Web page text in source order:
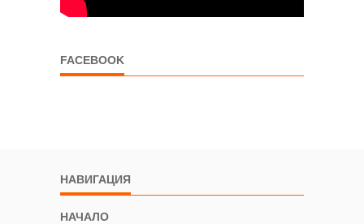
FACEBOOK
НАВИГАЦИЯ
НАЧАЛО